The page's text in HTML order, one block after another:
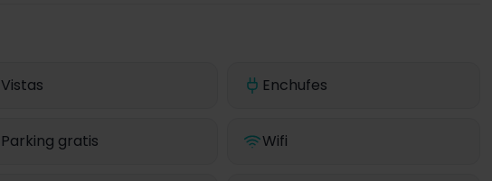
Vistas Enchufes
Parking gratis Wifi